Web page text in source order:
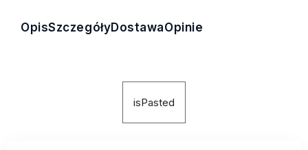
OpisSzczegółyDostawaOpinie
isPasted